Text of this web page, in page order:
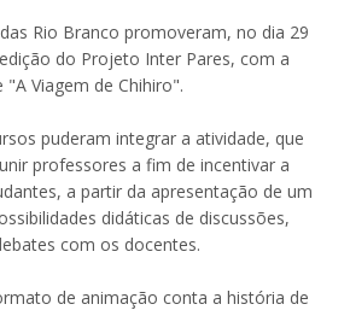
Rio Branco promoveram, no dia 29
do Projeto Inter Pares, com a
Viagem de Chihiro".
puderam integrar a atividade, que
professores a fim de incentivar a
a partir da apresentação de um
didáticas de discussões,
com os docentes.
de animação conta a história de